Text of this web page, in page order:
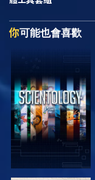
你可能也會喜歡